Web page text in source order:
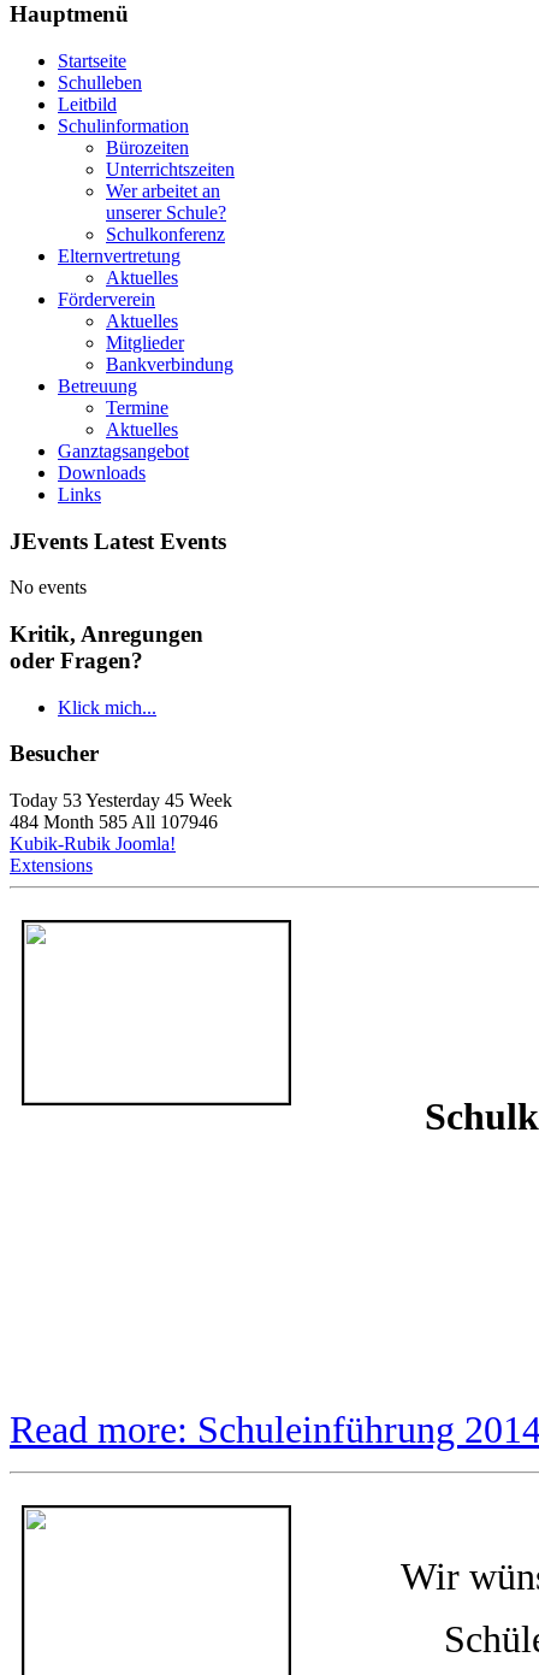
Hauptmenü
Startseite
Schulleben
Leitbild
Schulinformation
Bürozeiten
Unterrichtszeiten
Wer arbeitet an
unserer Schule?
Schulkonferenz
Elternvertretung
Aktuelles
Förderverein
Aktuelles
Mitglieder
Bankverbindung
Betreuung
Termine
Aktuelles
Ganztagsangebot
Downloads
Links
JEvents Latest Events
No events
Kritik, Anregungen
oder Fragen?
Klick mich...
Besucher
Today 53 Yesterday 45 Week
484 Month 585 All 107946
Kubik-Rubik Joomla!
Extensions
Read more: Schuleinführung
Wir